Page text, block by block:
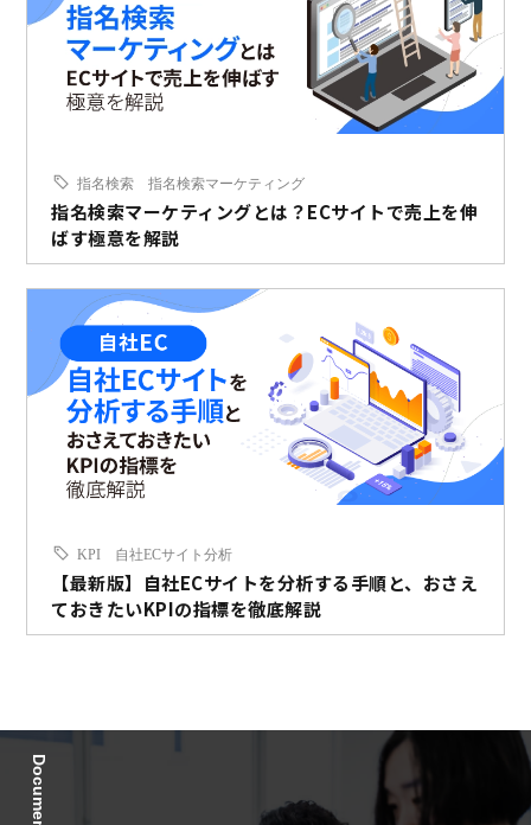
指名検索 指名検索マーケティング
指名検索マーケティングとは？ECサイトで売上を伸
ばす極意を解説
KPI 自社ECサイト分析
【最新版】自社ECサイトを分析する手順と、おさえ
ておきたいKPIの指標を徹底解説